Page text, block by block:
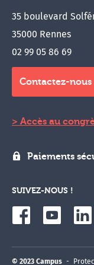
35 boulevard
35000 Rennes
02 99 05 86 69
Contactez-nous
Accès au
Paiements
SUIVEZ-NOUS !
© 2023 Campus